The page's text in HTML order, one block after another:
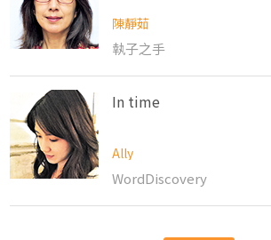
陳靜茹
執子之手
In time
Ally
WordDiscovery